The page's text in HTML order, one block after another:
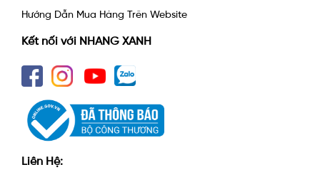
Hướng Dẫn Mua Hàng Trên Website
Kết nối với NHANG XANH
Liên Hệ: